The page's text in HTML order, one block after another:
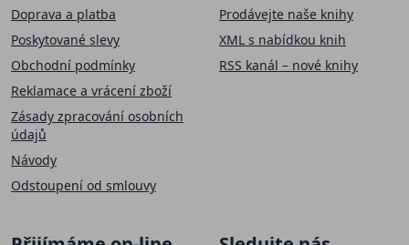
Doprava a platba
Poskytované slevy
Obchodní podmínky
Reklamace a vrácení zboží
Zásady zpracování osobních
údajů
Návody
Odstoupení od smlouvy
Prodávejte naše knihy
XML s nabídkou knih
RSS kanál – nové knihy